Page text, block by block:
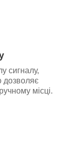
сигналу,
дозволяє
місці.